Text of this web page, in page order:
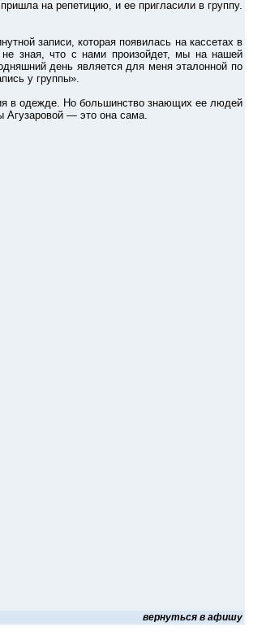
на репетицию, и ее пригласили в группу.
записи, которая появилась на кассетах в
зная, что с нами произойдет, мы на нашей
день является для меня эталонной по
у группы».
в одежде. Но большинство знающих ее людей
Агузаровой — это она сама.
вернуться в афишу